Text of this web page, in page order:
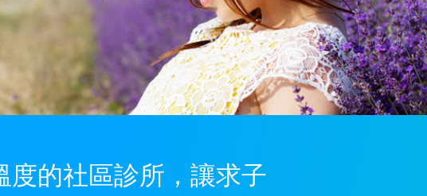
度的社區診所，讓求子